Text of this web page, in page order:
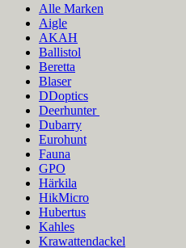
Alle Marken
Aigle
AKAH
Ballistol
Beretta
Blaser
DDoptics
Deerhunter
Dubarry
Eurohunt
Fauna
GPO
Härkila
HikMicro
Hubertus
Kahles
Krawattendackel